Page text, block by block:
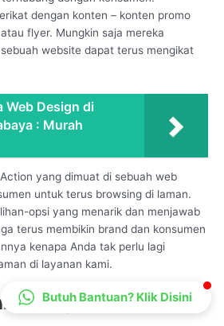
dengan konten – konten promo
flyer. Mungkin saja mereka
website dapat terus mengikat
Web Design di
: Murah
yang dimuat di sebuah web
untuk terus browsing di laman.
opsi yang menarik dan menjawab
terus membikin brand dan konsumen
kenapa Anda tak perlu lagi
di layanan kami.
Engine
Butuh Bantuan? Klik Disini